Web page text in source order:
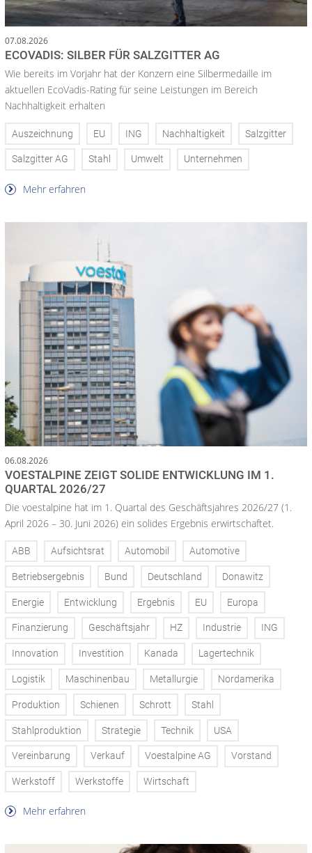
07.08.2026
ECOVADIS: SILBER FÜR SALZGITTER AG
Wie bereits im Vorjahr hat der Konzern eine Silbermedaille im
aktuellen EcoVadis-Rating für seine Leistungen im Bereich
Nachhaltigkeit erhalten
Auszeichnung EU ING Nachhaltigkeit Salzgitter
Salzgitter AG Stahl Umwelt Unternehmen
Mehr erfahren
06.08.2026
VOESTALPINE ZEIGT SOLIDE ENTWICKLUNG IM 1.
QUARTAL 2026/27
Die voestalpine hat im 1. Quartal des Geschäftsjahres 2026/27 (1.
April 2026 – 30. Juni 2026) ein solides Ergebnis erwirtschaftet.
ABB Aufsichtsrat Automobil Automotive
Betriebsergebnis Bund Deutschland Donawitz
Energie Entwicklung Ergebnis EU Europa
Finanzierung Geschäftsjahr HZ Industrie ING
Innovation Investition Kanada Lagertechnik
Logistik Maschinenbau Metallurgie Nordamerika
Produktion Schienen Schrott Stahl
Stahlproduktion Strategie Technik USA
Vereinbarung Verkauf Voestalpine AG Vorstand
Werkstoff Werkstoffe Wirtschaft
Mehr erfahren